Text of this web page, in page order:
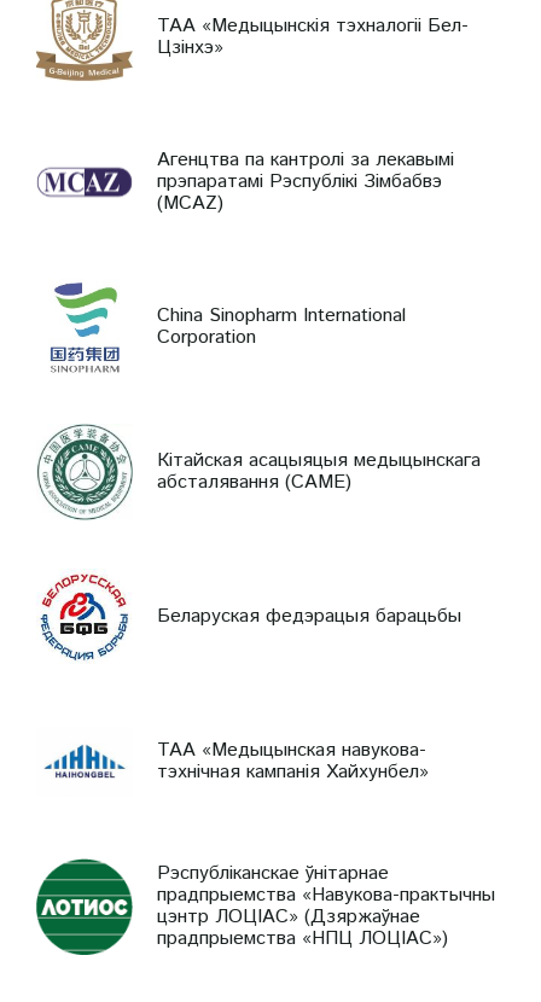
ТАА «Медыцынскія тэхналогіі Бел-
Цзінхэ»
Агенцтва па кантролі за лекавымі
прэпаратамі Рэспублікі Зімбабвэ
(MCAZ)
China Sinopharm International
Corporation
Кітайская асацыяцыя медыцынскага
абсталявання (CAME)
Беларуская федэрацыя барацьбы
ТАА «Медыцынская навукова-
тэхнічная кампанія Хайхунбел»
Рэспубліканскае ўнітарнае
прадпрыемства «Навукова-практычны
цэнтр ЛОЦІАС» (Дзяржаўнае
прадпрыемства «НПЦ ЛОЦІАС»)